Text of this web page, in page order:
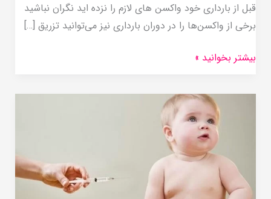
قبل از بارداری خود واکسن های لازم را نزده اید نگران نباشید
برخی از واکسن‌ها را در دوران بارداری نیز می‌توانید تزریق […]
بیشتر بخوانید »
چه